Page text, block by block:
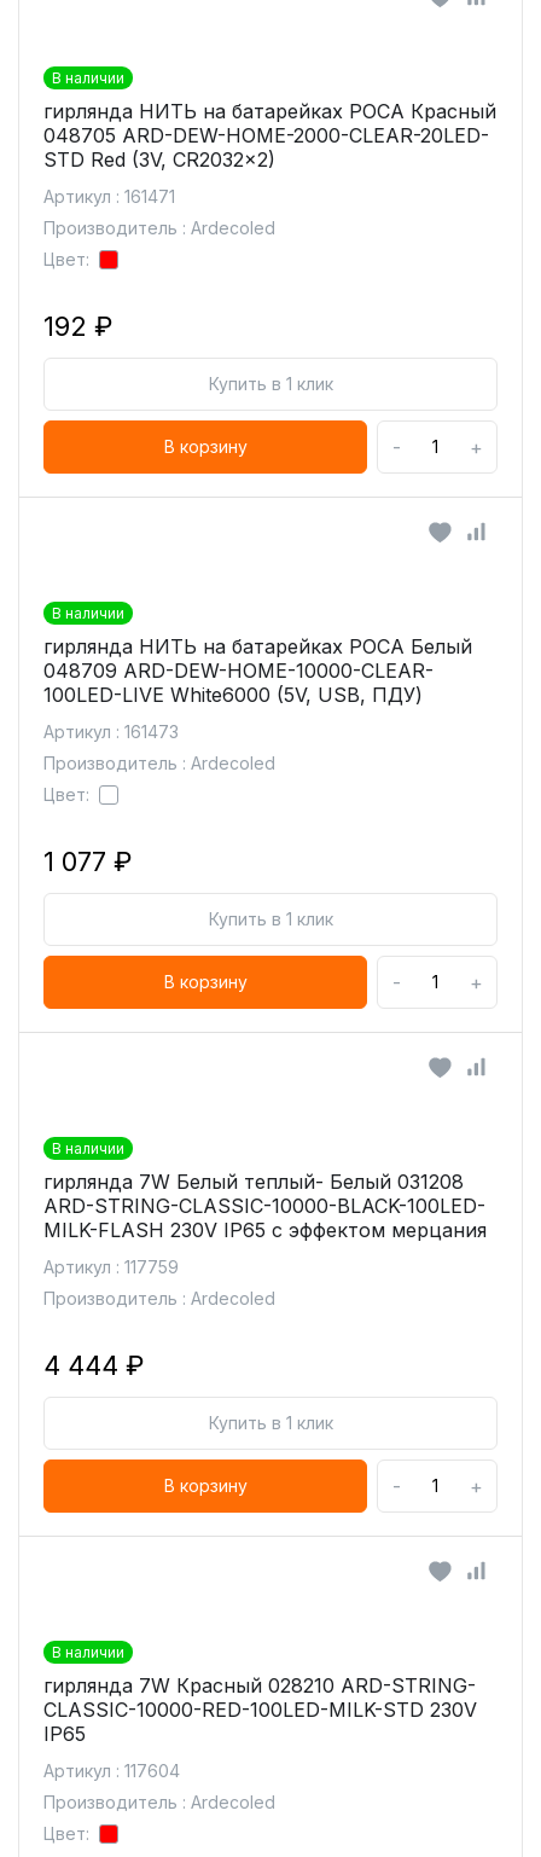
В наличии
гирлянда НИТЬ на батарейках РОСА Красный
048705 ARD-DEW-HOME-2000-CLEAR-20LED-
STD Red (3V, CR2032x2)
Артикул : 161471
Производитель : Ardecoled
Цвет:
192 ₽
Купить в 1 клик
В корзину - +
В наличии
гирлянда НИТЬ на батарейках РОСА Белый
048709 ARD-DEW-HOME-10000-CLEAR-
100LED-LIVE White6000 (5V, USB, ПДУ)
Артикул : 161473
Производитель : Ardecoled
Цвет:
1 077 ₽
Купить в 1 клик
В корзину - +
В наличии
гирлянда 7W Белый теплый- Белый 031208
ARD-STRING-CLASSIC-10000-BLACK-100LED-
MILK-FLASH 230V IP65 с эффектом мерцания
Артикул : 117759
Производитель : Ardecoled
4 444 ₽
Купить в 1 клик
В корзину - +
В наличии
гирлянда 7W Красный 028210 ARD-STRING-
CLASSIC-10000-RED-100LED-MILK-STD 230V
IP65
Артикул : 117604
Производитель : Ardecoled
Цвет: